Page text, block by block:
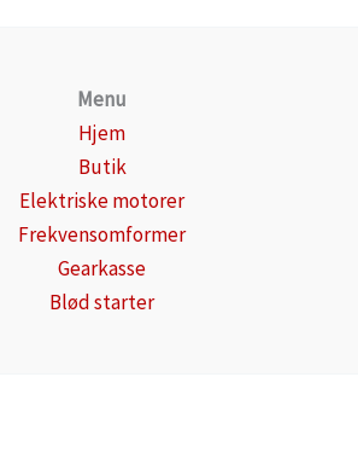
Menu
Hjem
Butik
Elektriske motorer
Frekvensomformer
Gearkasse
Blød starter